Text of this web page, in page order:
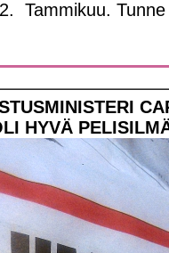
Tammikuu.
HYVÄ